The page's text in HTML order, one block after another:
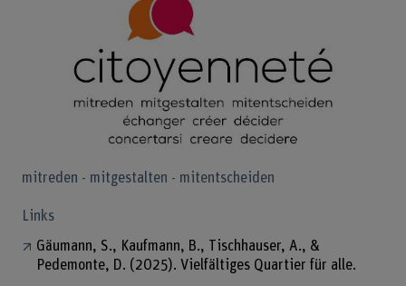
mitreden - mitgestalten - mitentscheiden
Links
Gäumann, S., Kaufmann, B., Tischhauser, A., &
Pedemonte, D. (2025). Vielfältiges Quartier für alle.